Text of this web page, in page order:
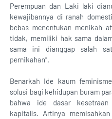
Perempuan dan Laki laki
kewajibannya di ranah
bebas menentukan menikah
tidak, memiliki hak sama
sama ini dianggap salah
pernikahan”.
Benarkah Ide kaum
solusi bagi kehidupan buram
bahwa ide dasar kesetraan
kapitalis. Artinya